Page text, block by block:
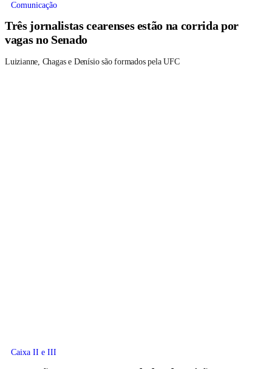
Comunicação
Três jornalistas cearenses estão na corrida por
vagas no Senado
Luizianne, Chagas e Denísio são formados pela UFC
Caixa II e III